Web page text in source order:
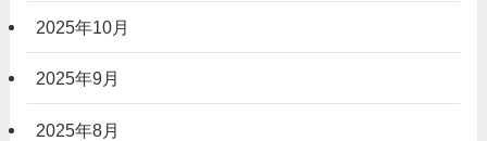
2025年10月
2025年9月
2025年8月